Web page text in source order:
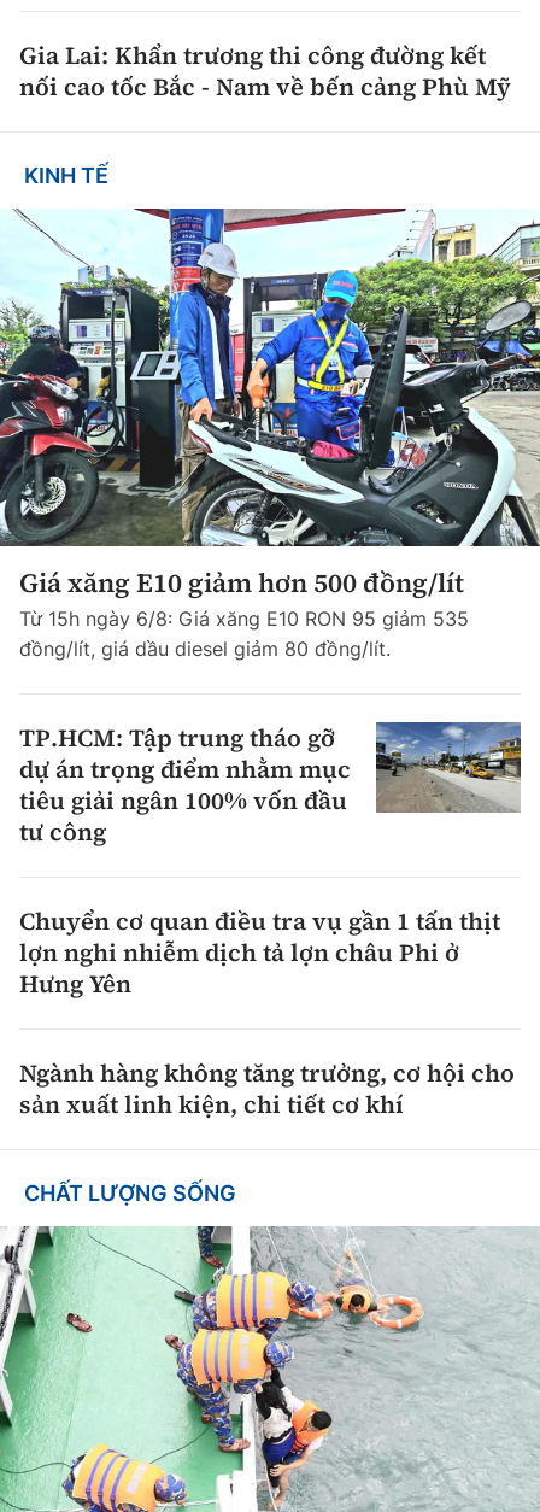
Gia Lai: Khẩn trương thi công đường kết
nối cao tốc Bắc - Nam về bến cảng Phù Mỹ
KINH TẾ
Giá xăng E10 giảm hơn 500 đồng/lít
Từ 15h ngày 6/8: Giá xăng E10 RON 95 giảm 535
đồng/lít, giá dầu diesel giảm 80 đồng/lít.
TP.HCM: Tập trung tháo gỡ
dự án trọng điểm nhằm mục
tiêu giải ngân 100% vốn đầu
tư công
Chuyển cơ quan điều tra vụ gần 1 tấn thịt
lợn nghi nhiễm dịch tả lợn châu Phi ở
Hưng Yên
Ngành hàng không tăng trưởng, cơ hội cho
sản xuất linh kiện, chi tiết cơ khí
CHẤT LƯỢNG SỐNG